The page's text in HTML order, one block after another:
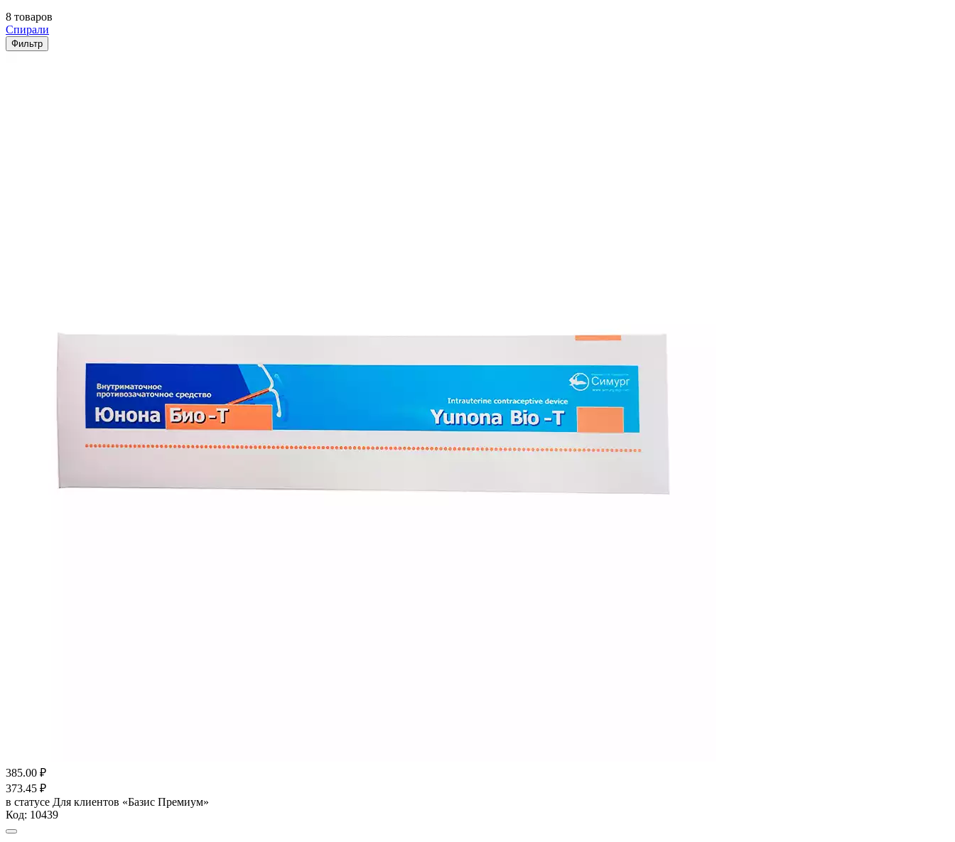
8 товаров
Спирали
Фильтр
385.00 ₽
373.45 ₽
в статусе Для клиентов «Базис Премиум»
Код: 10439